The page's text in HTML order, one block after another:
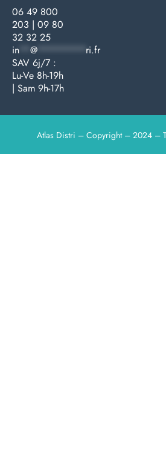
06 49 800
203 | 09 80
32 32 25
in
@
ri.fr
SAV 6j/7 :
Lu-Ve 8h-19h
| Sam 9h-17h
Atlas Distri – Copyright – 2024 –